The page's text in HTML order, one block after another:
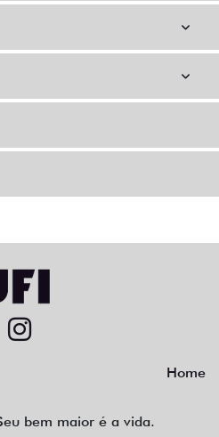
Home
bem maior é a vida.